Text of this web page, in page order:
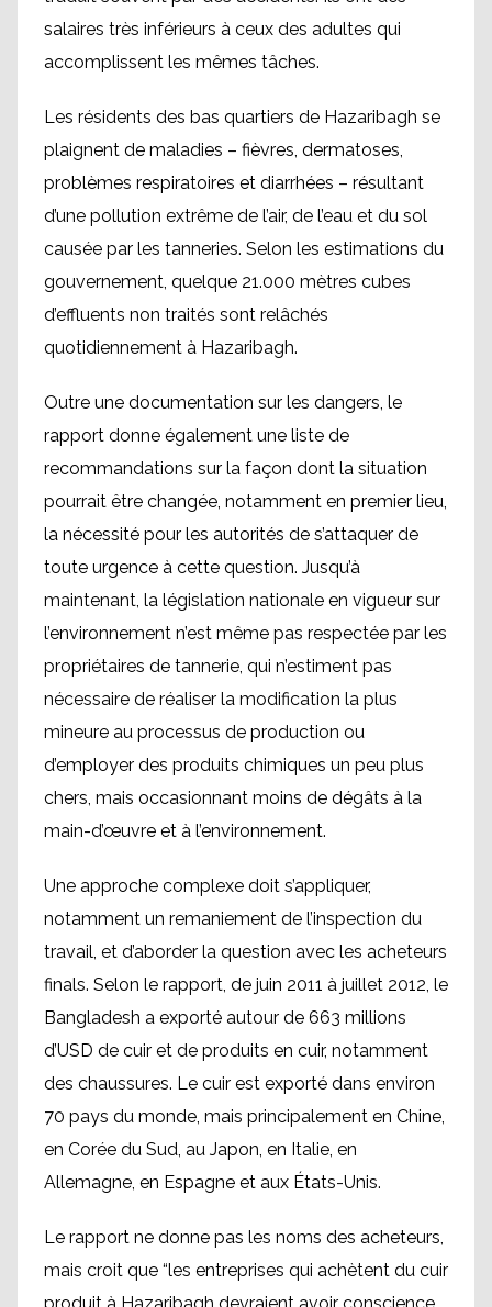
salaires très inférieurs à ceux des adultes qui
accomplissent les mêmes tâches.
Les résidents des bas quartiers de Hazaribagh se
plaignent de maladies – fièvres, dermatoses,
problèmes respiratoires et diarrhées – résultant
d’une pollution extrême de l’air, de l’eau et du sol
causée par les tanneries. Selon les estimations du
gouvernement, quelque 21.000 mètres cubes
d’effluents non traités sont relâchés
quotidiennement à Hazaribagh.
Outre une documentation sur les dangers, le
rapport donne également une liste de
recommandations sur la façon dont la situation
pourrait être changée, notamment en premier lieu,
la nécessité pour les autorités de s’attaquer de
toute urgence à cette question. Jusqu’à
maintenant, la législation nationale en vigueur sur
l’environnement n’est même pas respectée par les
propriétaires de tannerie, qui n’estiment pas
nécessaire de réaliser la modification la plus
mineure au processus de production ou
d’employer des produits chimiques un peu plus
chers, mais occasionnant moins de dégâts à la
main-d’œuvre et à l’environnement.
Une approche complexe doit s’appliquer,
notamment un remaniement de l’inspection du
travail, et d’aborder la question avec les acheteurs
finals. Selon le rapport, de juin 2011 à juillet 2012, le
Bangladesh a exporté autour de 663 millions
d’USD de cuir et de produits en cuir, notamment
des chaussures. Le cuir est exporté dans environ
70 pays du monde, mais principalement en Chine,
en Corée du Sud, au Japon, en Italie, en
Allemagne, en Espagne et aux États-Unis.
Le rapport ne donne pas les noms des acheteurs,
mais croit que “les entreprises qui achètent du cuir